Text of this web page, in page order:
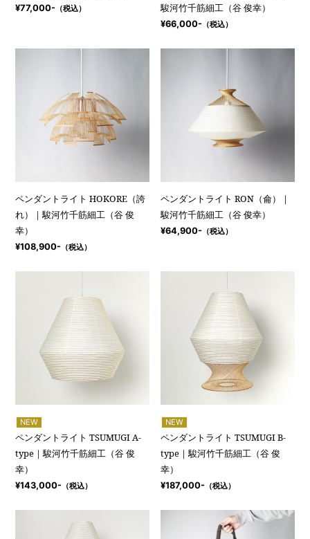
¥77,000- （税込）
駿河竹千筋細工（谷 俊幸）
¥66,000- （税込）
ペンダントライト HOKORE（誇
れ）｜駿河竹千筋細工（谷 俊
幸）
¥108,900- （税込）
ペンダントライト RON（侖）｜
駿河竹千筋細工（谷 俊幸）
¥64,900- （税込）
NEW
ペンダントライト TSUMUGI A-
type｜駿河竹千筋細工（谷 俊
幸）
¥143,000- （税込）
NEW
ペンダントライト TSUMUGI B-
type｜駿河竹千筋細工（谷 俊
幸）
¥187,000- （税込）